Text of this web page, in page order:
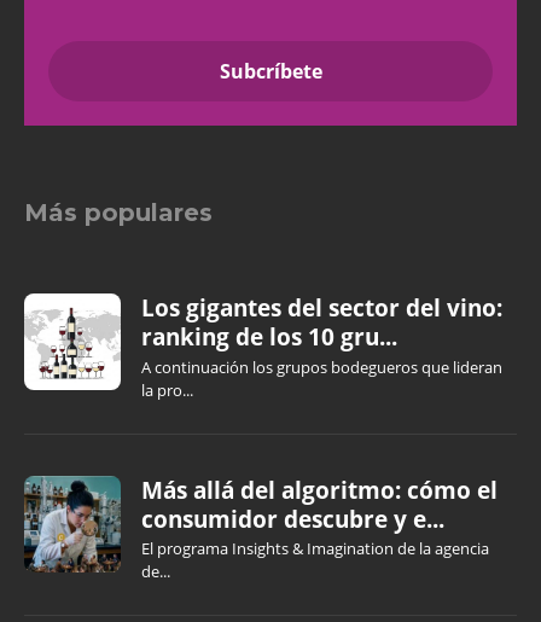
Más populares
Los gigantes del sector del vino:
ranking de los 10 gru...
A continuación los grupos bodegueros que lideran
la pro...
Más allá del algoritmo: cómo el
consumidor descubre y e...
El programa Insights & Imagination de la agencia
de...